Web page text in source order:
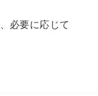
必要に応じて